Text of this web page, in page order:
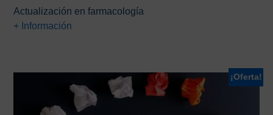
precio
original
era:
precio
actual
es:
Actualización en farmacología
+ Información
¡Oferta!